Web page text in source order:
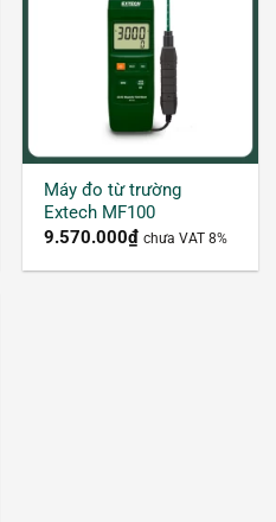
năng lượng bức xạ
hại đến sức khỏe.
Máy đo từ trường
Extech MF100
9.570.000₫ chưa VAT 8%